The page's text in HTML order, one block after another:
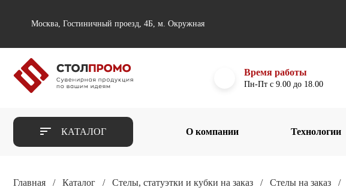
Москва, Гостиничный проезд, 4Б, м. Окружная
Время работы
Пн-Пт с 9.00 до 18.00
КАТАЛОГ О компании Технологии
Главная Каталог Стелы, статуэтки и кубки на заказ Стелы на заказ